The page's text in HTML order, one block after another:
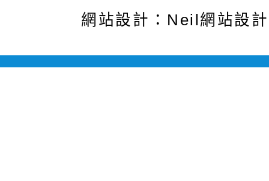
網站設計：Neil網站設